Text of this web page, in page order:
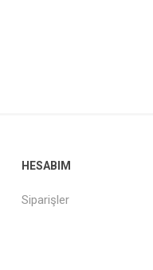
HESABIM
Siparişler